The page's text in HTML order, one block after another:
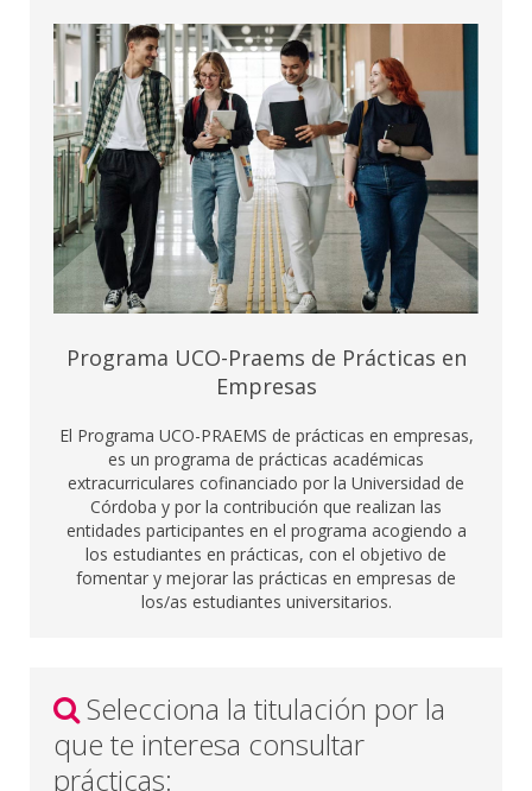
Programa UCO-Praems de Prácticas en
Empresas
El Programa UCO-PRAEMS de prácticas en empresas,
es un programa de prácticas académicas
extracurriculares cofinanciado por la Universidad de
Córdoba y por la contribución que realizan las
entidades participantes en el programa acogiendo a
los estudiantes en prácticas, con el objetivo de
fomentar y mejorar las prácticas en empresas de
los/as estudiantes universitarios.
Selecciona la titulación por la
que te interesa consultar
prácticas: